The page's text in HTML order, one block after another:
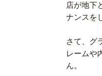
店が地下
ナンスを
さて、グ
レームや
ん。